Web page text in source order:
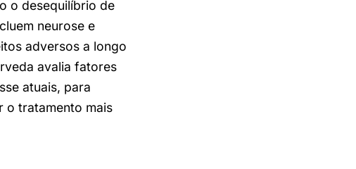
o desequilíbrio de
neurose e
adversos a longo
avalia fatores
atuais, para
o tratamento mais